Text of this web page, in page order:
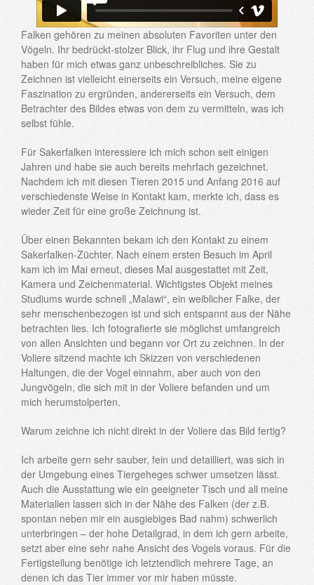
Falken gehören zu meinen absoluten Favoriten unter den
Vögeln. Ihr bedrückt-stolzer Blick, ihr Flug und ihre Gestalt
haben für mich etwas ganz unbeschreibliches. Sie zu
Zeichnen ist vielleicht einerseits ein Versuch, meine eigene
Faszination zu ergründen, andererseits ein Versuch, dem
Betrachter des Bildes etwas von dem zu vermitteln, was ich
selbst fühle.
Für Sakerfalken interessiere ich mich schon seit einigen
Jahren und habe sie auch bereits mehrfach gezeichnet.
Nachdem ich mit diesen Tieren 2015 und Anfang 2016 auf
verschiedenste Weise in Kontakt kam, merkte ich, dass es
wieder Zeit für eine große Zeichnung ist.
Über einen Bekannten bekam ich den Kontakt zu einem
Sakerfalken-Züchter. Nach einem ersten Besuch im April
kam ich im Mai erneut, dieses Mal ausgestattet mit Zeit,
Kamera und Zeichenmaterial. Wichtigstes Objekt meines
Studiums wurde schnell „Malawi“, ein weiblicher Falke, der
sehr menschenbezogen ist und sich entspannt aus der Nähe
betrachten lies. Ich fotografierte sie möglichst umfangreich
von allen Ansichten und begann vor Ort zu zeichnen. In der
Voliere sitzend machte ich Skizzen von verschiedenen
Haltungen, die der Vogel einnahm, aber auch von den
Jungvögeln, die sich mit in der Voliere befanden und um
mich herumstolperten.
Warum zeichne ich nicht direkt in der Voliere das Bild fertig?
Ich arbeite gern sehr sauber, fein und detailliert, was sich in
der Umgebung eines Tiergeheges schwer umsetzen lässt.
Auch die Ausstattung wie ein geeigneter Tisch und all meine
Materialien lassen sich in der Nähe des Falken (der z.B.
spontan neben mir ein ausgiebiges Bad nahm) schwerlich
unterbringen – der hohe Detailgrad, in dem ich gern arbeite,
setzt aber eine sehr nahe Ansicht des Vogels voraus. Für die
Fertigstellung benötige ich letztendlich mehrere Tage, an
denen ich das Tier immer vor mir haben müsste.